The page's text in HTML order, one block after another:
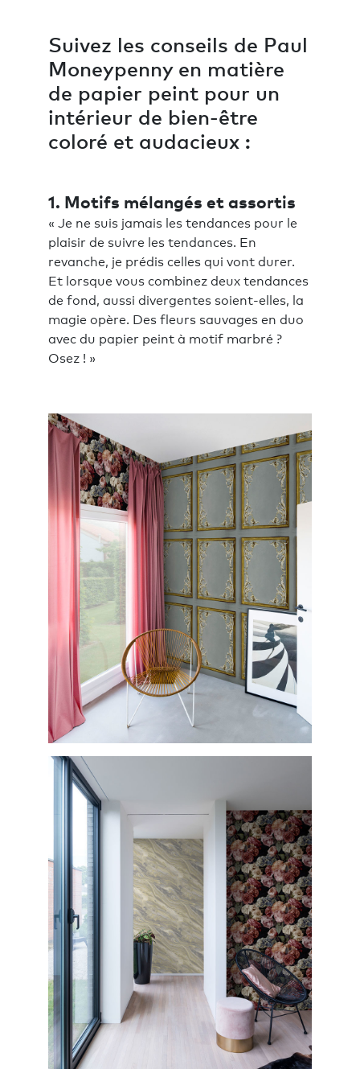
Suivez les conseils de Paul
Moneypenny en matière
de papier peint pour un
intérieur de bien-être
coloré et audacieux :
1. Motifs mélangés et assortis
« Je ne suis jamais les tendances pour le
plaisir de suivre les tendances. En
revanche, je prédis celles qui vont durer.
Et lorsque vous combinez deux tendances
de fond, aussi divergentes soient-elles, la
magie opère. Des fleurs sauvages en duo
avec du papier peint à motif marbré ?
Osez ! »